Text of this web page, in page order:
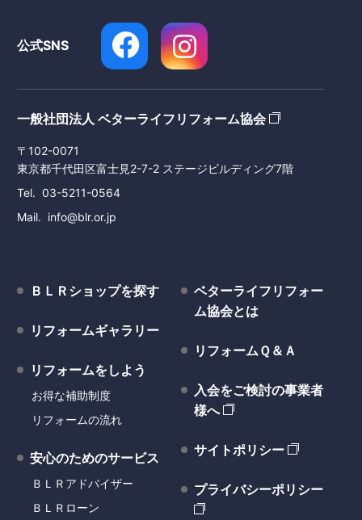
公式SNS
一般社団法人 ベターライフリフォーム協会
〒102-0071
東京都千代田区富士見2-7-2 ステージビルディング7階
Tel
03-5211-0564
Mail
info@blr.or.jp
ＢＬＲショップを探す
リフォームギャラリー
リフォームをしよう
お得な補助制度
リフォームの流れ
安心のためのサービス
ＢＬＲアドバイザー
ＢＬＲローン
ベターライフリフォー
ム協会とは
リフォームＱ＆Ａ
入会をご検討の事業者
様へ
サイトポリシー
プライバシーポリシー